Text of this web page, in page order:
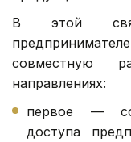
В этой
совместную
направлениях:
первое —
доступа